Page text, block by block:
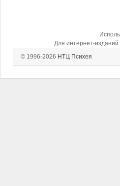
Для интернет-изданий
© 1996-2026 НТЦ Психея